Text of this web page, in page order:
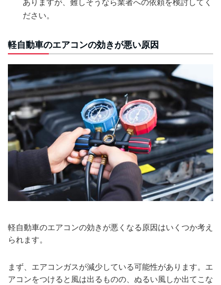
ありますが、難しそうなら業者への依頼を検討してく
ださい。
軽自動車のエアコンの効きが悪い原因
軽自動車のエアコンの効きが悪くなる原因はいくつか考え
られます。
まず、エアコンガスが減少している可能性があります。エ
アコンをつけると風は出るものの、ぬるい風しか出てこな